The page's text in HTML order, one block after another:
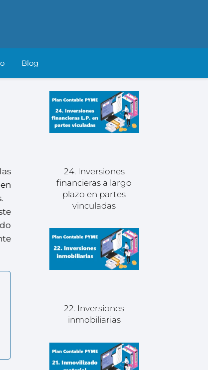
Blog
24. Inversiones
financieras a largo
plazo en partes
vinculadas
22. Inversiones
inmobiliarias